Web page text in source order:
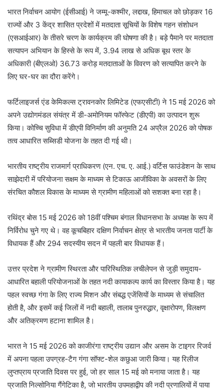
भारत निर्वाचन आयोग (ईसीआई) ने जम्मू-कश्मीर, लद्दाख, हिमाचल को छोड़कर 16
राज्यों और 3 केंद्र शासित प्रदेशों में मतदाता सूचियों के विशेष गहन संशोधन
(एसआईआर) के तीसरे चरण के कार्यक्रम की घोषणा की है। बड़े पैमाने पर मतदाता
सत्यापन अभियान के हिस्से के रूप में, 3.94 लाख से अधिक बूथ स्तर के
अधिकारी (बीएलओ) 36.73 करोड़ मतदाताओं के विवरण को सत्यापित करने के
लिए घर-घर का दौरा करेंगे।
फर्टिलाइजर्स एंड केमिकल्स ट्रावनकोर लिमिटेड (एफएसीटी) ने 15 मई 2026 को
अपने उद्योगमंडल संयंत्र में डी-अमोनियम फॉस्फेट (डीएपी) का उत्पादन शुरू
किया। कोच्चि सुविधा में डीएपी विनिर्माण की अनुमति 24 अप्रैल 2026 को पोषक
तत्व आधारित सब्सिडी योजना के तहत दी गई थी।
भारतीय राष्ट्रीय राजमार्ग प्राधिकरण (एन. एच. ए. आई.) वर्टिस फाउंडेशन के साथ
साझेदारी में परियोजना सक्षम के माध्यम से टिकाऊ आजीविका के अवसरों के लिए
संरचित कौशल विकास के माध्यम से ग्रामीण महिलाओं को सशक्त बना रहा है।
रथिंद्र बोस 15 मई 2026 को 18वीं पश्चिम बंगाल विधानसभा के अध्यक्ष के रूप में
निर्विरोध चुने गए थे। वह कूचबिहार दक्षिण निर्वाचन क्षेत्र से भारतीय जनता पार्टी के
विधायक हैं और 294 सदस्यीय सदन में पहली बार विधायक हैं।
उत्तर प्रदेश ने ग्रामीण स्थिरता और पारिस्थितिक लचीलेपन से जुड़ी समुदाय-
आधारित बहाली परियोजनाओं के तहत नदी कायाकल्प कार्य का विस्तार किया है। यह
पहल स्वच्छ गंगा के लिए राज्य मिशन और संबद्ध एजेंसियों के माध्यम से संचालित
होती है, और इसमें कई जिलों में नदी बहाली, तालाब पुनरुद्धार, वृक्षारोपण, विलक्षण
और अतिक्रमण हटाना शामिल है।
भारत ने 15 मई 2026 को काजीरंगा राष्ट्रीय उद्यान और असम के टाइगर रिजर्व
में अपना पहला उपग्रह-टैग गंगा सॉफ्ट-शेल कछुआ जारी किया। यह रिलीज
लुप्तप्राय प्रजाति दिवस पर हुई, जो हर साल 15 मई को मनाया जाता है। यह
प्रजाति निल्सोनिया गैंगेटिका है, जो भारतीय उपमहाद्वीप की नदी प्रणालियों में पाया